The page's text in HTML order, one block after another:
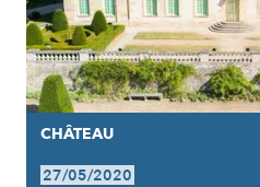
CHÂTEAU
27/05/2020